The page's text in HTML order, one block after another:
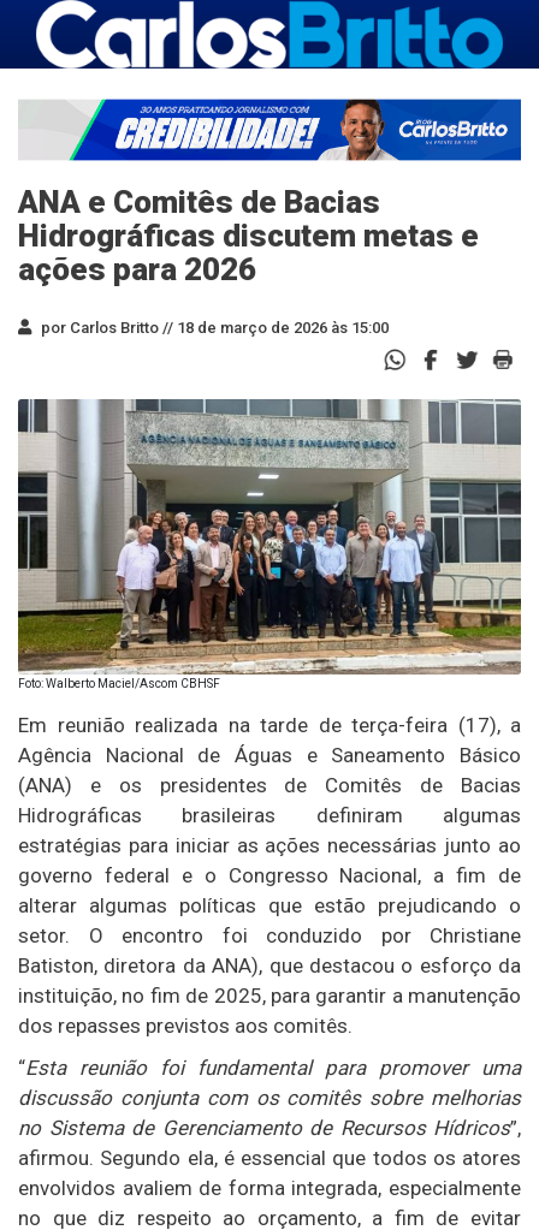
ANA e Comitês de Bacias
Hidrográficas discutem metas e
ações para 2026
por Carlos Britto // 18 de março de 2026 às 15:00
Foto: Walberto Maciel/Ascom CBHSF
Em reunião realizada na tarde de terça-feira (17), a
Agência Nacional de Águas e Saneamento Básico
(ANA) e os presidentes de Comitês de Bacias
Hidrográficas brasileiras definiram algumas
estratégias para iniciar as ações necessárias junto ao
governo federal e o Congresso Nacional, a fim de
alterar algumas políticas que estão prejudicando o
setor. O encontro foi conduzido por Christiane
Batiston, diretora da ANA), que destacou o esforço da
instituição, no fim de 2025, para garantir a manutenção
dos repasses previstos aos comitês.
“Esta reunião foi fundamental para promover uma
discussão conjunta com os comitês sobre melhorias
no Sistema de Gerenciamento de Recursos Hídricos”,
afirmou. Segundo ela, é essencial que todos os atores
envolvidos avaliem de forma integrada, especialmente
no que diz respeito ao orçamento, a fim de evitar